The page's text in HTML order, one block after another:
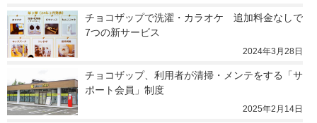
チョコザップで洗濯・カラオケ　追加料金なしで
7つの新サービス
2024年3月28日
チョコザップ、利用者が清掃・メンテをする「サ
ポート会員」制度
2025年2月14日